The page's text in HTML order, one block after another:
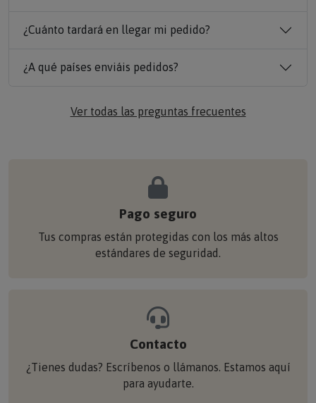
¿Cuánto tardará en llegar mi pedido?
¿A qué países enviáis pedidos?
Ver todas las preguntas frecuentes
Pago seguro
Tus compras están protegidas con los más altos
estándares de seguridad.
Contacto
¿Tienes dudas? Escríbenos o llámanos. Estamos aquí
para ayudarte.